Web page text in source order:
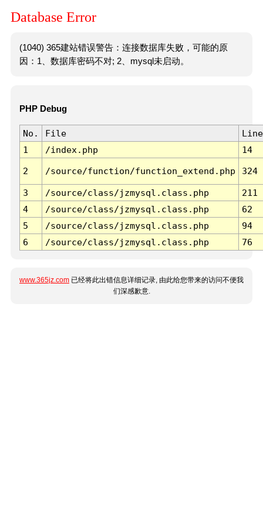
Database Error
(1040) 365建站错误警告：连接数据库失败，可能的原
因：1、数据库密码不对; 2、mysql未启动。
PHP Debug
No. File
Line
1
/index.php 14
2 /source/function/function_extend.php 324
3 /source/class/jzmysql.class.php
211
4
/source/class/jzmysql.class.php
62
5
/source/class/jzmysql.class.php
94
6
/source/class/jzmysql.class.php 76
www.365jz.com 已经将此出错信息详细记录, 由此给您带来的访问不便我
们深感歉意.